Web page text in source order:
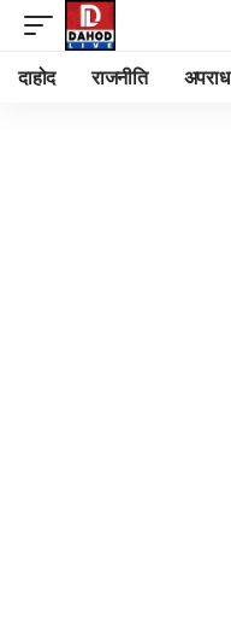
दाहोद राजनीति अपराध